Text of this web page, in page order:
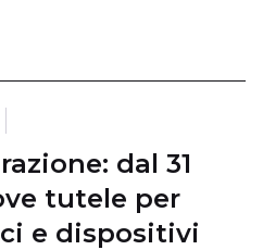
dal 31
tutele per
e dispositivi